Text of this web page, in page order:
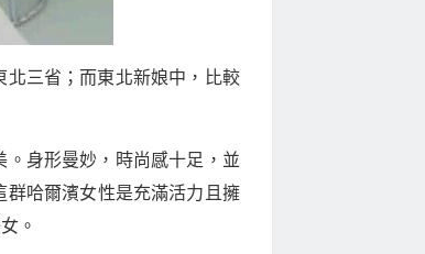
北三省；而東北新娘中，比較
身形曼妙，時尚感十足，並
群哈爾濱女性是充滿活力且擁
。